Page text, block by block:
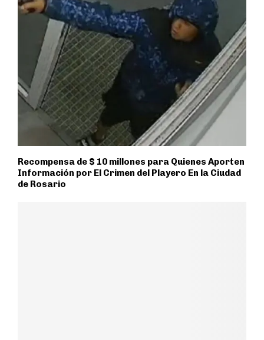
Recompensa de $ 10 millones para Quienes Aporten
Información por El Crimen del Playero En la Ciudad
de Rosario